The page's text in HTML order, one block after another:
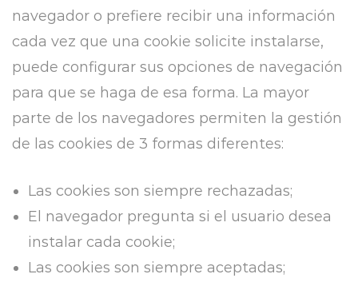
navegador o prefiere recibir una información
cada vez que una cookie solicite instalarse,
puede configurar sus opciones de navegación
para que se haga de esa forma. La mayor
parte de los navegadores permiten la gestión
de las cookies de 3 formas diferentes:
Las cookies son siempre rechazadas;
El navegador pregunta si el usuario desea
instalar cada cookie;
Las cookies son siempre aceptadas;